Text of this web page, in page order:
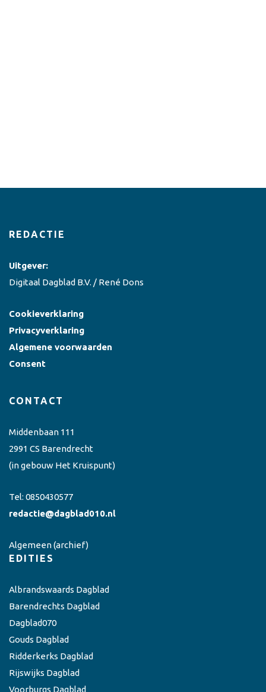
REDACTIE
Uitgever:
Digitaal Dagblad B.V. / René Dons
Cookieverklaring
Privacyverklaring
Algemene voorwaarden
Consent
CONTACT
Middenbaan 111
2991 CS Barendrecht
(in gebouw Het Kruispunt)
Tel: 0850430577
redactie@dagblad010.nl
Algemeen(archief)
EDITIES
Albrandswaards Dagblad
Barendrechts Dagblad
Dagblad070
Gouds Dagblad
Ridderkerks Dagblad
Rijswijks Dagblad
Voorburgs Dagblad